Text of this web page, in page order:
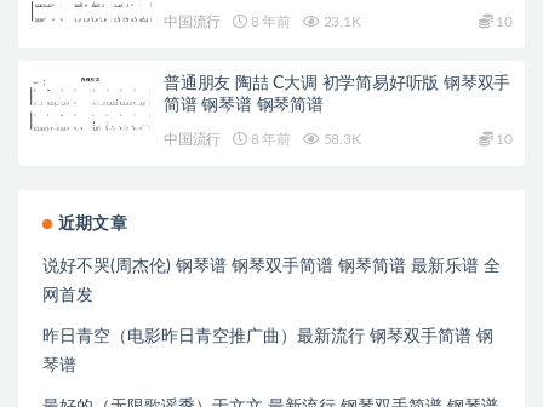
中国流行 8 年前 23.1K 10
普通朋友 陶喆 C大调 初学简易好听版 钢琴双手
简谱 钢琴谱 钢琴简谱
中国流行 8 年前 58.3K 10
近期文章
说好不哭(周杰伦) 钢琴谱 钢琴双手简谱 钢琴简谱 最新乐谱 全
网首发
昨日青空（电影昨日青空推广曲）最新流行 钢琴双手简谱 钢
琴谱